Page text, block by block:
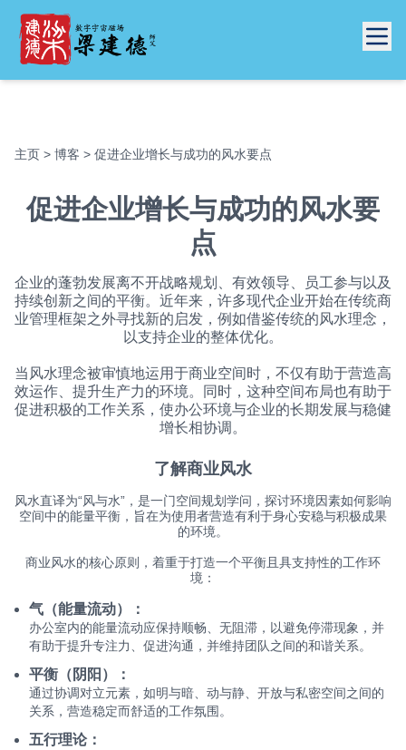
主页 > 博客 > 促进企业增长与成功的风水要点
促进企业增长与成功的风水要
点
企业的蓬勃发展离不开战略规划、有效领导、员工参与以及
持续创新之间的平衡。近年来，许多现代企业开始在传统商
业管理框架之外寻找新的启发，例如借鉴传统的风水理念，
以支持企业的整体优化。
当风水理念被审慎地运用于商业空间时，不仅有助于营造高
效运作、提升生产力的环境。同时，这种空间布局也有助于
促进积极的工作关系，使办公环境与企业的长期发展与稳健
增长相协调。
了解商业风水
风水直译为“风与水”，是一门空间规划学问，探讨环境因素如何影响
空间中的能量平衡，旨在为使用者营造有利于身心安稳与积极成果
的环境。
商业风水的核心原则，着重于打造一个平衡且具支持性的工作环
境：
气（能量流动）：
办公室内的能量流动应保持顺畅、无阻滞，以避免停滞现象，并
有助于提升专注力、促进沟通，并维持团队之间的和谐关系。
平衡（阴阳）：
通过协调对立元素，如明与暗、动与静、开放与私密空间之间的
关系，营造稳定而舒适的工作氛围。
五行理论：